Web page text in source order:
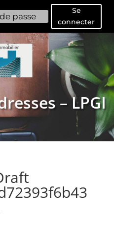
Se
connecter
– LPGI